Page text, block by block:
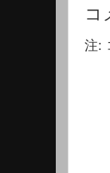
コ
注: